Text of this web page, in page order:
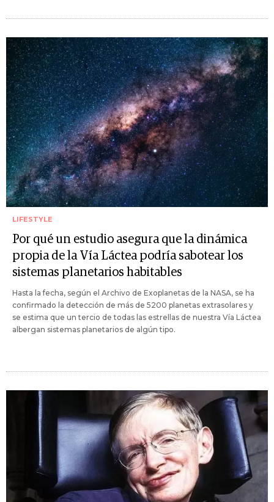
LIFESTYLE
Por qué un estudio asegura que la dinámica
propia de la Vía Láctea podría sabotear los
sistemas planetarios habitables
Hasta la fecha, según el Archivo de Exoplanetas de la NASA, se ha
confirmado la detección de más de 5200 planetas extrasolares y
se estima que un tercio de todas las estrellas de nuestra Vía Láctea
albergan sistemas planetarios de algún tipo.